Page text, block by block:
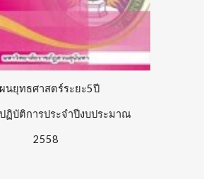
นยุทธศาสตร์ระยะ5ปี
ฏิบัติการประจำปีงบประมาณ
2558